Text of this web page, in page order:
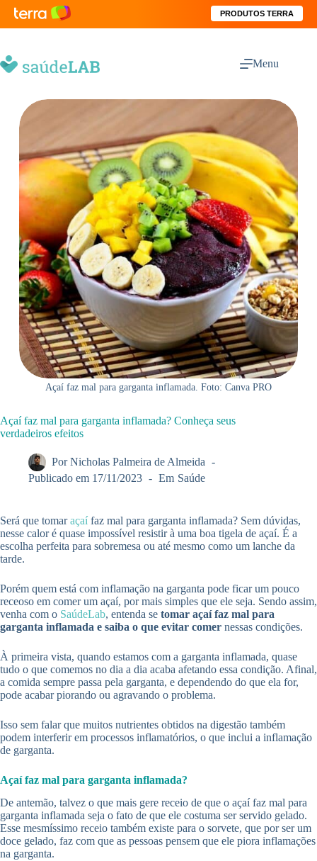
PRODUTOS TERRA
Menu
Açaí faz mal para garganta inflamada. Foto: Canva PRO
Açaí faz mal para garganta inflamada? Conheça seus
verdadeiros efeitos
Por Nicholas Palmeira de Almeida
Publicado em 17/11/2023 Em Saúde
Será que tomaraçaífaz mal para garganta inflamada? Sem dúvidas,
nesse calor é quase impossível resistir à uma boa tigela de açaí. É a
escolha perfeita para sobremesa ou até mesmo como um lanche da
tarde.
Porém quem está com inflamação na garganta pode ficar um pouco
receoso em comer um açaí, por mais simples que ele seja. Sendo assim,
venha com o SaúdeLab, entenda se tomar açaí faz mal para
garganta inflamada e saiba o que evitar comer nessas condições.
À primeira vista, quando estamos com a garganta inflamada, quase
tudo o que comemos no dia a dia acaba afetando essa condição. Afinal,
a comida sempre passa pela garganta, e dependendo do que ela for,
pode acabar piorando ou agravando o problema.
Isso sem falar que muitos nutrientes obtidos na digestão também
podem interferir em processos inflamatórios, o que inclui a inflamação
de garganta.
Açaí faz mal para garganta inflamada?
De antemão, talvez o que mais gere receio de que o açaí faz mal para
garganta inflamada seja o fato de que ele costuma ser servido gelado.
Esse mesmíssimo receio também existe para o sorvete, que por ser um
doce gelado, faz com que as pessoas pensem que ele piora inflamações
na garganta.